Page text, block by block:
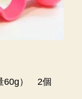
60g） 2個